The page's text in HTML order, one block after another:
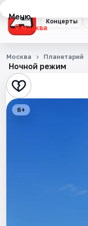
Концерты
Меню
Москва
Концерты
Театр
Стендап
Ночной режим
Москва Планетарий
6+